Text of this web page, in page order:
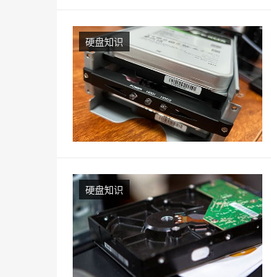
硬盘知识
硬盘知识